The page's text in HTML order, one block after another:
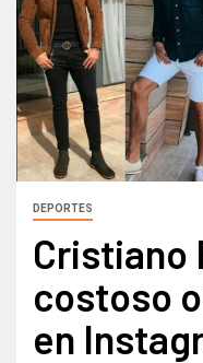
DEPORTES
Cristiano
costoso
en